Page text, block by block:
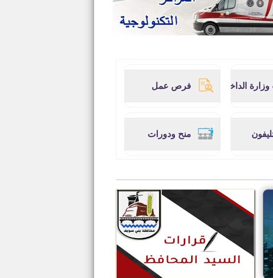
الداخلية فرص عمل
منح ودورات
الرقم البريدي